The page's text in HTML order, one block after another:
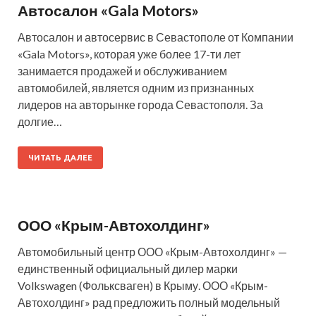
Автосалон «Gala Motors»
Автосалон и автосервис в Севастополе от Компании
«Gala Motors», которая уже более 17-ти лет
занимается продажей и обслуживанием
автомобилей, является одним из признанных
лидеров на авторынке города Севастополя. За
долгие…
ЧИТАТЬ ДАЛЕЕ
ООО «Крым-Автохолдинг»
Автомобильный центр ООО «Крым-Автохолдинг» —
единственный официальный дилер марки
Volkswagen (Фольксваген) в Крыму. ООО «Крым-
Автохолдинг» рад предложить полный модельный